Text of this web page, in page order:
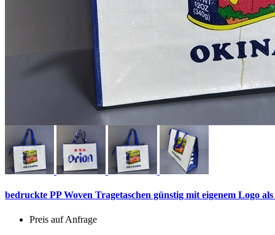
bedruckte PP Woven Tragetaschen günstig mit eigenem Logo
Preis auf Anfrage